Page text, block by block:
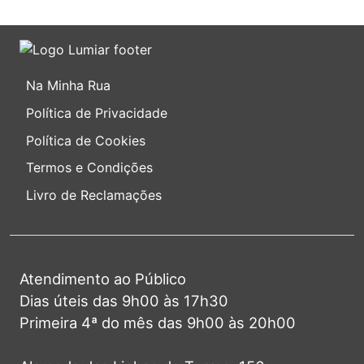
Na Minha Rua
Política de Privacidade
Política de Cookies
Termos e Condições
Livro de Reclamações
Atendimento ao Público
Dias úteis das 9h00 às 17h30
Primeira 4ª do mês das 9h00 às 20h00